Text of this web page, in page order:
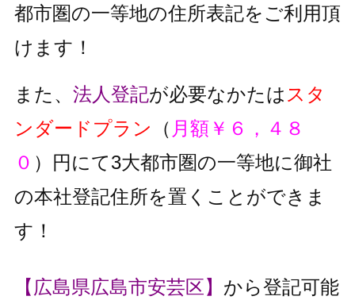
都市圏の一等地の住所表記をご利用頂
けます！
また、 法人登記が必要なかたは スタ
ンダードプラン
（ 月額￥６，４８
０ ）円にて3大都市圏の一等地に御社
の本社登記住所を置くことができま
す！
【広島県広島市安芸区】 から登記可能